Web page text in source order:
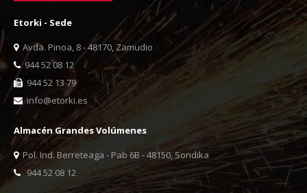
Etorki - Sede
Avda. Pinoa, 8 - 48170, Zamudio
944 52 08 12
944 52 13 79
info@etorki.es
Almacén Grandes Volúmenes
Pol. Ind. Berreteaga - Pab 6B - 48150, Sondika
944 52 08 12